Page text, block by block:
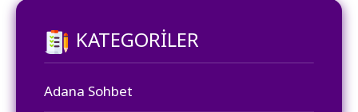
KATEGORILER
Adana Sohbet